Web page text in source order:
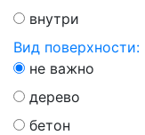
внутри
Вид поверхности:
не важно
дерево
бетон